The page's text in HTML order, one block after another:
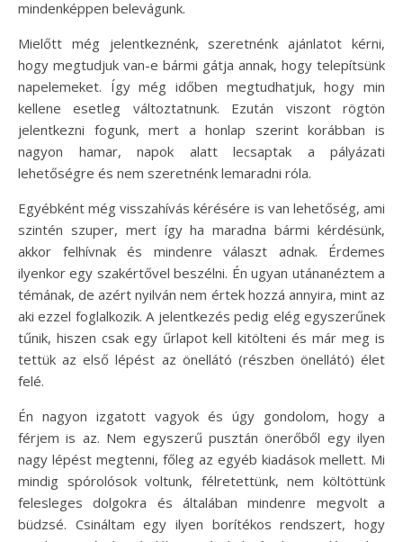
mindenképpen belevágunk.
Mielőtt még jelentkeznénk, szeretnénk ajánlatot kérni,
hogy megtudjuk van-e bármi gátja annak, hogy telepítsünk
napelemeket. Így még időben megtudhatjuk, hogy min
kellene esetleg változtatnunk. Ezután viszont rögtön
jelentkezni fogunk, mert a honlap szerint korábban is
nagyon hamar, napok alatt lecsaptak a pályázati
lehetőségre és nem szeretnénk lemaradni róla.
Egyébként még visszahívás kérésére is van lehetőség, ami
szintén szuper, mert így ha maradna bármi kérdésünk,
akkor felhívnak és mindenre választ adnak. Érdemes
ilyenkor egy szakértővel beszélni. Én ugyan utánanéztem a
témának, de azért nyilván nem értek hozzá annyira, mint az
aki ezzel foglalkozik. A jelentkezés pedig elég egyszerűnek
tűnik, hiszen csak egy űrlapot kell kitölteni és már meg is
tettük az első lépést az önellátó (részben önellátó) élet
felé.
Én nagyon izgatott vagyok és úgy gondolom, hogy a
férjem is az. Nem egyszerű pusztán önerőből egy ilyen
nagy lépést megtenni, főleg az egyéb kiadások mellett. Mi
mindig spórolósok voltunk, félretettünk, nem költöttünk
felesleges dolgokra és általában mindenre megvolt a
büdzsé. Csináltam egy ilyen borítékos rendszert, hogy